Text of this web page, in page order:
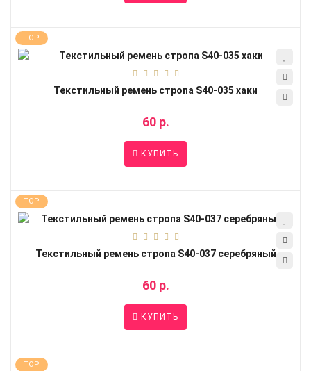
TOP
Текстильный ремень стропа S40-035 хаки
60 р.
КУПИТЬ
TOP
Текстильный ремень стропа S40-037 серебряный
60 р.
КУПИТЬ
TOP